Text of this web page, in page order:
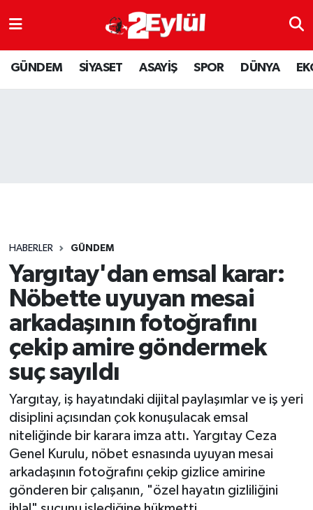
GÜNDEM SİYASET ASAYİŞ SPOR DÜNYA
HABERLER GÜNDEM
Yargıtay'dan emsal karar:
Nöbette uyuyan mesai
arkadaşının fotoğrafını
çekip amire göndermek
suç sayıldı
Yargıtay, iş hayatındaki dijital paylaşımlar ve iş yeri
disiplini açısından çok konuşulacak emsal
niteliğinde bir karara imza attı. Yargıtay Ceza
Genel Kurulu, nöbet esnasında uyuyan mesai
arkadaşının fotoğrafını çekip gizlice amirine
gönderen bir çalışanın, "özel hayatın gizliliğini
ASAYİŞ
DÜNYA
SPOR
YAŞAM
Nöbetçi Eczaneler
Hava Durumu
Son Dakika Haberleri
Haber Arşivi